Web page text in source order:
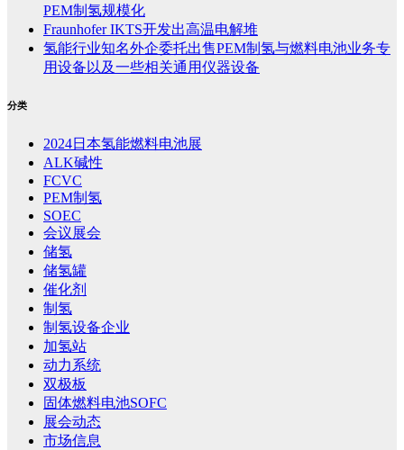
PEM制氢规模化
Fraunhofer IKTS开发出高温电解堆
氢能行业知名外企委托出售PEM制氢与燃料电池业务专
用设备以及一些相关通用仪器设备
分类
2024日本氢能燃料电池展
ALK碱性
FCVC
PEM制氢
SOEC
会议展会
储氢
储氢罐
催化剂
制氢
制氢设备企业
加氢站
动力系统
双极板
固体燃料电池SOFC
展会动态
市场信息